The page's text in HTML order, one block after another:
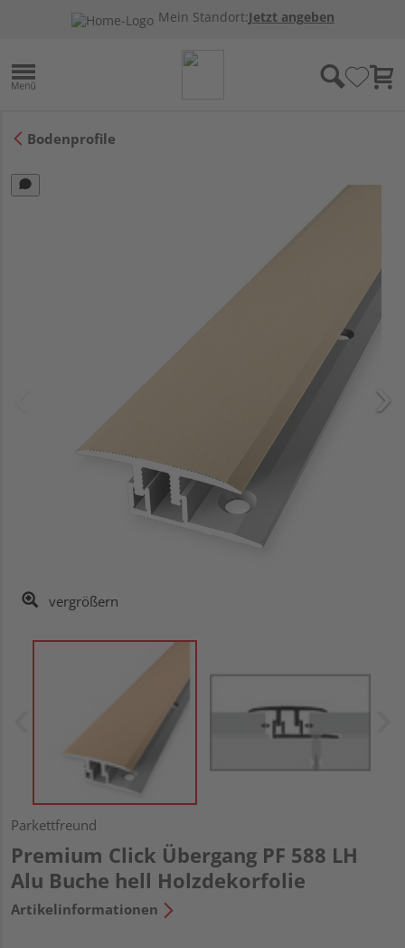
Mein Standort:Jetzt angeben
Bodenprofile
vergrößern
Parkettfreund
Premium Click Übergang PF 588 LH
Alu Buche hell Holzdekorfolie
Artikelinformationen